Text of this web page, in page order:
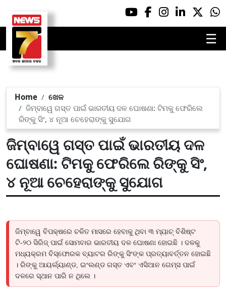
☰
Home
ଖେଳ
ଜିମ୍ବାୱେ ଗସ୍ତ ପାଇଁ ଭାରତୀୟ ଦଳ ଘୋଷଣା: ଟିମକୁ ଫେରିଲେ
ରିଙ୍କୁ ସିଂ, ୪ ନୂଆ ଚେହେରାଙ୍କୁ ସୁଯୋଗ
ଜିମ୍ବାୱେ ଗସ୍ତ ପାଇଁ ଭାରତୀୟ ଦଳ
ଘୋଷଣା: ଟିମକୁ ଫେରିଲେ ରିଙ୍କୁ ସିଂ,
୪ ନୂଆ ଚେହେରାଙ୍କୁ ସୁଯୋଗ
ଜିମ୍ବାୱେ ବିପକ୍ଷରେ ଚଳିତ ମାସରେ ହେବାକୁ ଥିବା ୩ ମ୍ୟାଚ୍ ବିଶିଷ୍ଟ
ଟି-୨୦ ସିରିଜ୍ ପାଇଁ ସୋମବାର ଭାରତୀୟ ଦଳ ଘୋଷଣା ହୋଇଛି । ଦଳକୁ
ମଧ୍ୟକ୍ରମ ବିସ୍ଫୋରକ ବ୍ୟାଟର ରିଙ୍କୁ ସିଂଙ୍କ ପ୍ରତ୍ୟାବର୍ତ୍ତନ ହୋଇଛି
। ରିଙ୍କୁ ଆୟର୍ଲ୍ୟାଣ୍ଡ, ଇଂଲଣ୍ଡ ଗସ୍ତ ଏବଂ ଏସିଆନ ଗେମ୍ସ ପାଇଁ
ଦଳରେ ସ୍ଥାନ ପାରି ନ ଥିଲେ ।